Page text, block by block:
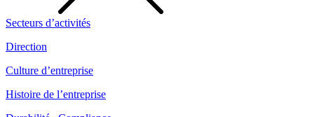
Secteurs d’activités
Direction
Culture d’entreprise
Histoire de l’entreprise